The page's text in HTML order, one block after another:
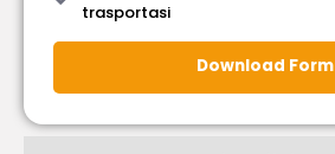
trasportasi
Download Form